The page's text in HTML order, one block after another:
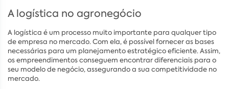
A logística no agronegócio
A logística é um processo muito importante para qualquer tipo
de empresa no mercado. Com ela, é possível fornecer as bases
necessárias para um planejamento estratégico eficiente. Assim,
os empreendimentos conseguem encontrar diferenciais para o
seu modelo de negócio, assegurando a sua competitividade no
mercado.